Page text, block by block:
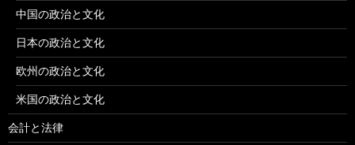
中国の政治と文化
日本の政治と文化
欧州の政治と文化
米国の政治と文化
会計と法律